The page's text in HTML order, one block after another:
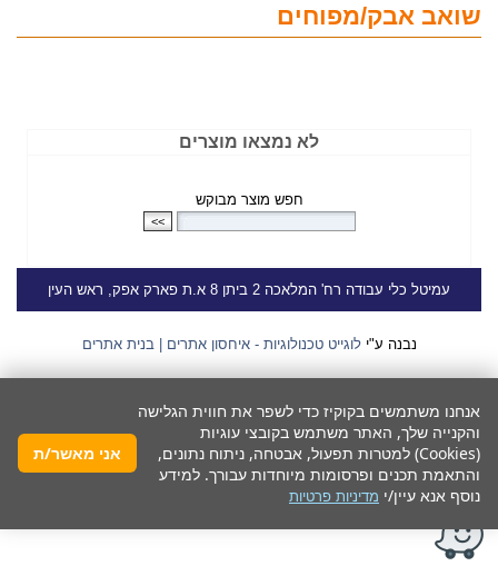
שואב אבק/מפוחים
לא נמצאו מוצרים
חפש מוצר מבוקש
עמיטל כלי עבודה רח' המלאכה 2 ביתן 8 א.ת פארק אפק, ראש העין
נבנה ע"ילוגייט טכנולוגיות - איחסון אתרים | בנית אתרים
אנחנו משתמשים בקוקיז כדי לשפר את חווית הגלישה
והקנייה שלך, האתר משתמש בקובצי עוגיות
(Cookies) למטרות תפעול, אבטחה, ניתוח נתונים,
והתאמת תכנים ופרסומות מיוחדות עבורך. למידע
נוסף אנא עיין/י מדיניות פרטיות
אני מאשר/ת